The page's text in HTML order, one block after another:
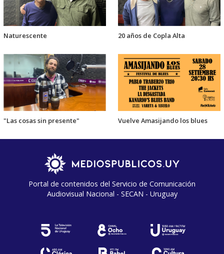
Naturescente 20 años de Copla Alta
"Las cosas sin presente" Vuelve Amasijando los blues
Portal de contenidos del Servicio de Comunicación
Audiovisual Nacional - SECAN - Uruguay